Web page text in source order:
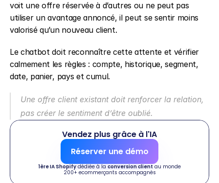
voit une offre réservée à d’autres ou ne peut pas
utiliser un avantage annoncé, il peut se sentir moins
valorisé qu’un nouveau client.
Le chatbot doit reconnaître cette attente et vérifier
calmement les règles : compte, historique, segment,
date, panier, pays et cumul.
Une offre client existant doit renforcer la relation,
pas créer le sentiment d’être oublié.
Vendez plus grâce à l'IA
Réserver une démo
1ère IA Shopify dédiée à la conversion client au monde
200+ ecommerçants accompagnés